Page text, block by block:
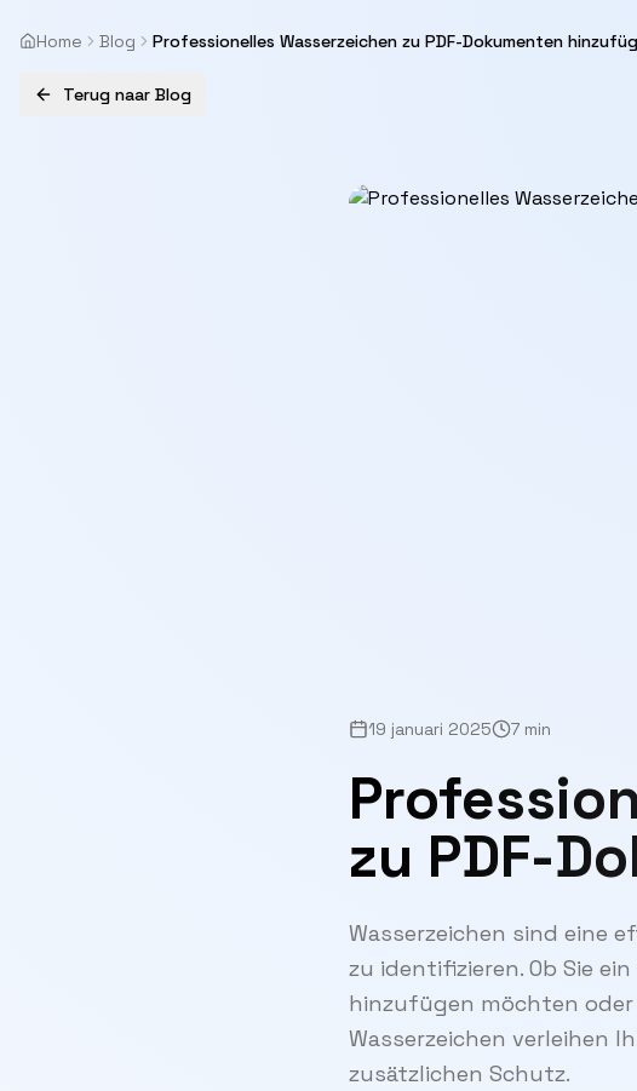
Home Blog Professionelles Wasserzeichen zu PDF-Dokumenten
Terug naar Blog
19 januari 2025 7 min
zu PDF-
Wasserzeichen sind eine
zu identifizieren. Ob Sie
hinzufügen möchten
Wasserzeichen verleihen
zusätzlichen Schutz.